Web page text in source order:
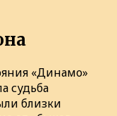
«Динамо»
судьба
близки